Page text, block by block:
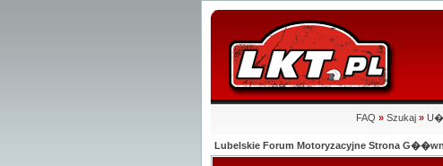
FAQ » Szukaj »
Lubelskie Forum Motoryzacyjne Strona